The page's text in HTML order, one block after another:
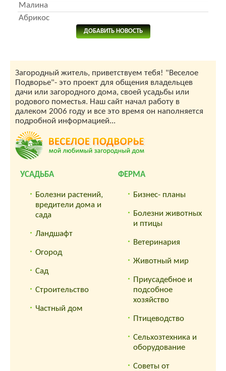
Малина
Абрикос
ДОБАВИТЬ НОВОСТЬ
Загородный житель, приветствуем тебя! "Веселое
Подворье"- это проект для общения владельцев
дачи или загородного дома, своей усадьбы или
родового поместья. Наш сайт начал работу в
далеком 2006 году и все это время он наполняется
подробной информацией...
УСАДЬБА
Болезни растений,
вредители дома и
сада
Ландшафт
Огород
Сад
Строительство
Частный дом
ФЕРМА
Бизнес- планы
Болезни животных
и птицы
Ветеринария
Животный мир
Приусадебное и
подсобное
хозяйство
Птицеводство
Сельхозтехника и
оборудование
Советы от